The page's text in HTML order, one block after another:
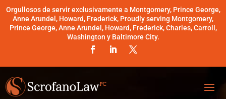
Orgullosos de servir exclusivamente a Montgomery, Prince George,
Anne Arundel, Howard, Frederick, Proudly serving Montgomery,
Prince George, Anne Arundel, Howard, Frederick, Charles, Carroll,
Washington y Baltimore City.